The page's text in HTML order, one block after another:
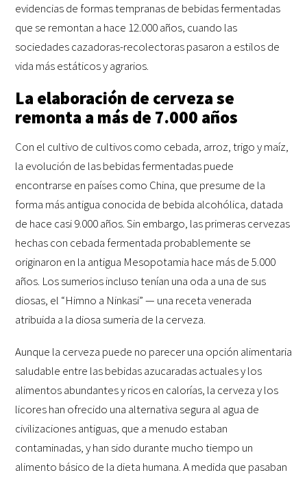
evidencias de formas tempranas de bebidas fermentadas
que se remontan a hace 12.000 años, cuando las
sociedades cazadoras-recolectoras pasaron a estilos de
vida más estáticos y agrarios.
La elaboración de cerveza se
remonta a más de 7.000 años
Con el cultivo de cultivos como cebada, arroz, trigo y maíz,
la evolución de las bebidas fermentadas puede
encontrarse en países como China, que presume de la
forma más antigua conocida de bebida alcohólica, datada
de hace casi 9.000 años. Sin embargo, las primeras cervezas
hechas con cebada fermentada probablemente se
originaron en la antigua Mesopotamia hace más de 5.000
años. Los sumerios incluso tenían una oda a una de sus
diosas, el “Himno a Ninkasi” — una receta venerada
atribuida a la diosa sumeria de la cerveza.
Aunque la cerveza puede no parecer una opción alimentaria
saludable entre las bebidas azucaradas actuales y los
alimentos abundantes y ricos en calorías, la cerveza y los
licores han ofrecido una alternativa segura al agua de
civilizaciones antiguas, que a menudo estaban
contaminadas, y han sido durante mucho tiempo un
alimento básico de la dieta humana. A medida que pasaban